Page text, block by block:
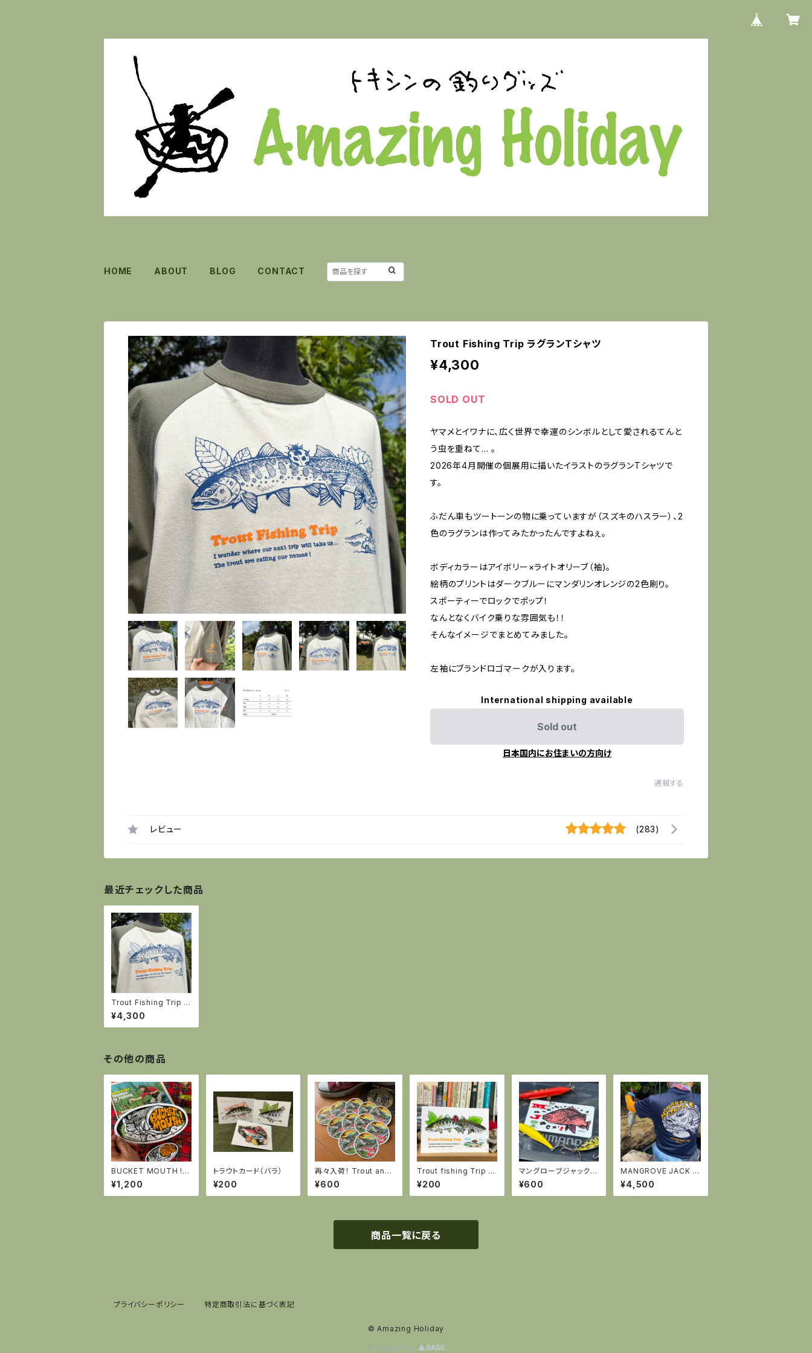
HOME ABOUT BLOG CONTACT
Trout Fishing Trip ラグランTシャツ
¥4,300
SOLD OUT
ヤマメとイワナに、広く世界で幸運のシンボルとして愛されるてんと
う虫を重ねて… 。
2026年4月開催の個展用に描いたイラストのラグランTシャツで
す。
ふだん車もツートーンの物に乗っていますが（スズキのハスラー）、2
色のラグランは作ってみたかったんですよねぇ。
ボディカラーはアイボリー×ライトオリーブ（袖)。
絵柄のプリントはダークブルーにマンダリンオレンジの2色刷り。
スポーティーでロックでポップ！
なんとなくバイク乗りな雰囲気も！！
そんなイメージでまとめてみました。
左袖にブランドロゴマークが入ります。
International shipping available
Sold out
日本国内にお住まいの方向け
通報する
レビュー (283)
最近チェックした商品
Trout Fishing Trip ラ
グランTシャツ
¥4,300
その他の商品
BUCKET MOUTH !
ステッカー ラージ
¥1,200
トラウトカード（バラ）
¥200
再々入荷！ Trout and
Sun ステッカー
¥600
Trout fishing Trip カ
ード
¥200
マングローブジャック！
ステッカー
¥600
MANGROVE JACK ド
ライポロシャツ
¥4,500
商品一覧に戻る
プライバシーポリシー 特定商取引法に基づく表記
© Amazing Holiday
Powered by